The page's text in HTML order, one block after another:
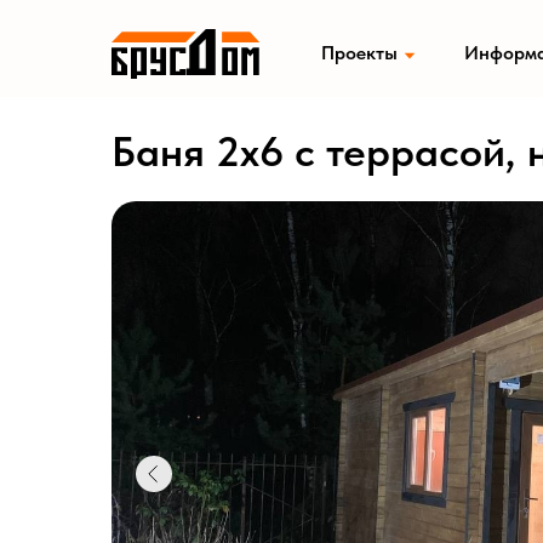
Проекты
Садовые домики
Модульные дома
Баня 2х6 с террасой,